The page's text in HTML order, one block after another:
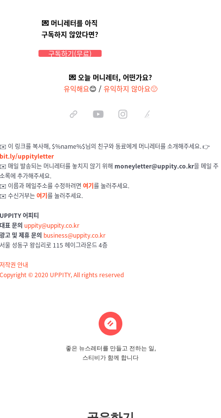
💌 머니레터를 아직
구독하지 않았다면?
구독하기(무료)
💌 오늘 머니레터, 어떤가요?
유익해요😊 / 유익하지 않아요🙁
✉️ 이 링크를 복사해, $%name%$님의 친구와 동료에게 머니레터를 소개해주세요. 👉
bit.ly/uppityletter
✉️ 매일 발송되는 머니레터를 놓치지 않기 위해 moneyletter@uppity.co.kr을 메일 주
소록에 추가해주세요.
✉️ 이름과 메일주소를 수정하려면 여기를 눌러주세요.
✉️ 수신거부는여기를 눌러주세요.
UPPITY 어피티
대표 문의 uppity@uppity.co.kr
광고 및 제휴 문의 business@uppity.co.kr
서울 성동구 왕십리로 115 헤이그라운드4층
저작권 안내
Copyright © 2020 UPPITY, All rights reserved
좋은 뉴스레터를 만들고 전하는 일,
스티비가 함께 합니다